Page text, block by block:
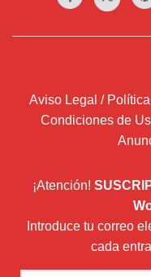
Aviso Legal /
Condiciones de
¡Atención!
Introduce tu correo
cada